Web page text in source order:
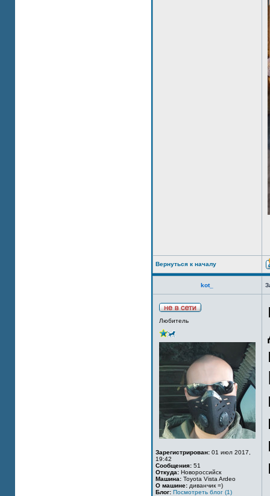
Вернуться к началу
kot_
Любитель
Зарегистрирован: 01 июл 2017,
19:42
Сообщения: 51
Откуда: Новороссийск
Машина: Toyota Vista Ardeo
О машине: диванчик =)
Блог: Посмотреть блог (1)